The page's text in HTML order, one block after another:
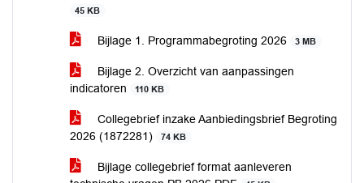
45 KB
Bijlage 1. Programmabegroting 2026 3 MB
Bijlage 2. Overzicht van aanpassingen
indicatoren
110 KB
Collegebrief inzake Aanbiedingsbrief Begroting
2026 (1872281)
74 KB
Bijlage collegebrief format aanleveren